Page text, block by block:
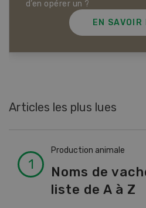
EN SAVOIR
Articles les plus lues
Production animale
Noms de
liste de A à Z